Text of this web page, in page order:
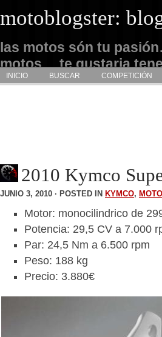
motoblogster:
las motos són tu
motos… te gustaria
admirarlas… este es tu
INICIO BUSCAR COMPETICIÓN
2010 Kymco
JUNIO 3, 2010 · POSTED IN KYMCO,
Motor: monocilindrico de
Potencia: 29,5 CV a 7.000
Par: 24,5 Nm a 6.500 rpm
Peso: 188 kg
Precio: 3.880€